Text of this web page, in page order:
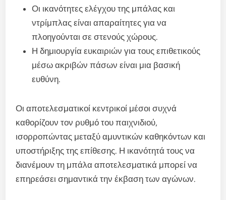
Οι ικανότητες ελέγχου της μπάλας και
ντρίμπλας είναι απαραίτητες για να
πλοηγούνται σε στενούς χώρους.
Η δημιουργία ευκαιριών για τους επιθετικούς
μέσω ακριβών πάσων είναι μια βασική
ευθύνη.
Οι αποτελεσματικοί κεντρικοί μέσοι συχνά
καθορίζουν τον ρυθμό του παιχνιδιού,
ισορροπώντας μεταξύ αμυντικών καθηκόντων και
υποστήριξης της επίθεσης. Η ικανότητά τους να
διανέμουν τη μπάλα αποτελεσματικά μπορεί να
επηρεάσει σημαντικά την έκβαση των αγώνων.